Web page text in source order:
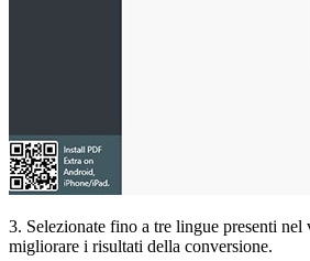
3. Selezionate fino a tre lingue presenti nel
migliorare i risultati della conversione.